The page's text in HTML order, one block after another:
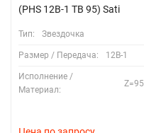
(PHS 12B-1 TB 95) Sati
Тип: Звездочка
Размер / Передача: 12B-1
Исполнение /
Материал:
Z=95